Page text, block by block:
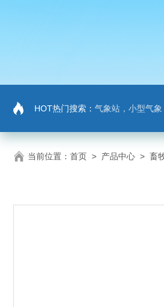
HOT热门搜索： 气象站，小型气象，自动气象站
当前位置： 首页 > 产品中心 > 畜